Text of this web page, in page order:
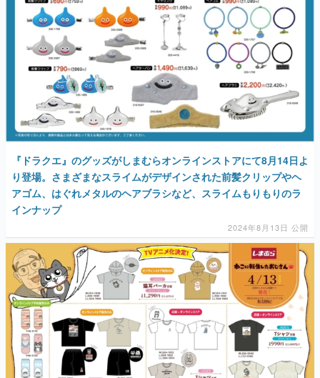
『ドラクエ』のグッズがしまむらオンラインストアにて8月14日よ
り登場。さまざまなスライムがデザインされた前髪クリップやヘ
アゴム、はぐれメタルのヘアブラシなど、スライムもりもりのラ
インナップ
2024年8月13日 公開